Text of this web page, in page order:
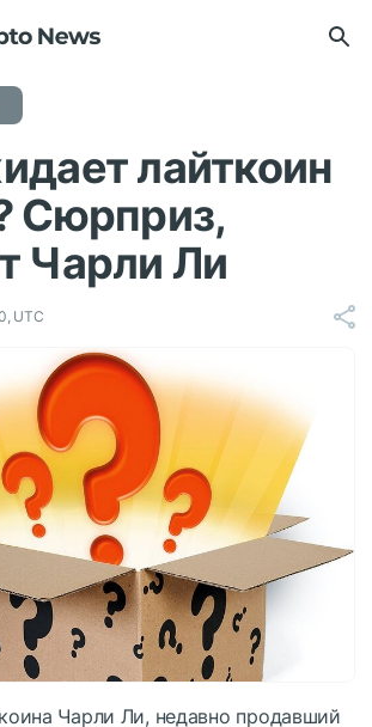
лайткоин
Сюрприз,
Чарли Ли
UTC
Чарли Ли, недавно продавший